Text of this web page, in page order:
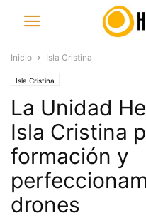
Inicio Isla Cristina
Isla Cristina
La Unidad
Isla Cristina
formación y
drones